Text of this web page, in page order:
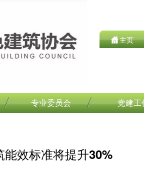
主页
专业委员会 党建工
效标准将提升30%